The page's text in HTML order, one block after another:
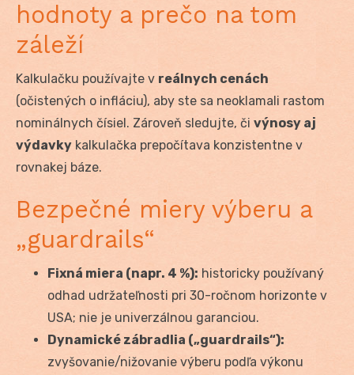
hodnoty a prečo na tom
záleží
Kalkulačku používajte v reálnych cenách
(očistených o infláciu), aby ste sa neoklamali rastom
nominálnych čísiel. Zároveň sledujte, či výnosy aj
výdavky kalkulačka prepočítava konzistentne v
rovnakej báze.
Bezpečné miery výberu a
„guardrails“
Fixná miera (napr. 4 %): historicky používaný
odhad udržateľnosti pri 30-ročnom horizonte v
USA; nie je univerzálnou garanciou.
Dynamické zábradlia („guardrails“):
zvyšovanie/nižovanie výberu podľa výkonu